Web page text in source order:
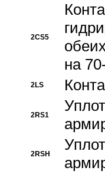
2CS5
на
2LS
2RS1
2RSH